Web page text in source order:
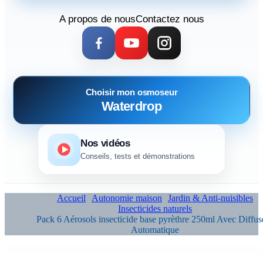
A propos de nousContactez nous
Choisir mon osmoseur
Waterdrop
Nos vidéos
Conseils, tests et démonstrations
Accueil Autonomie maison
Jardin & Anti-nuisibles
Insecticides naturels
Pack 6 Aérosols insecticide base pyrèthre 250ml Avec
Automatique